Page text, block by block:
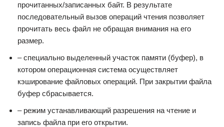
прочитанных/записанных байт. В результате
последовательный вызов операций чтения позволяет
прочитать весь файл не обращая внимания на его
размер.
– специально выделенный участок памяти (буфер), в
котором операционная система осуществляет
кэширование файловых операций. При закрытии файла
буфер сбрасывается.
– режим устанавливающий разрешения на чтение и
запись файла при его открытии.